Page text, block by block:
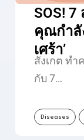
SOS!
คุณกำลั
เศร้า’
สังเกต ทำ
กับ 7…
Diseases